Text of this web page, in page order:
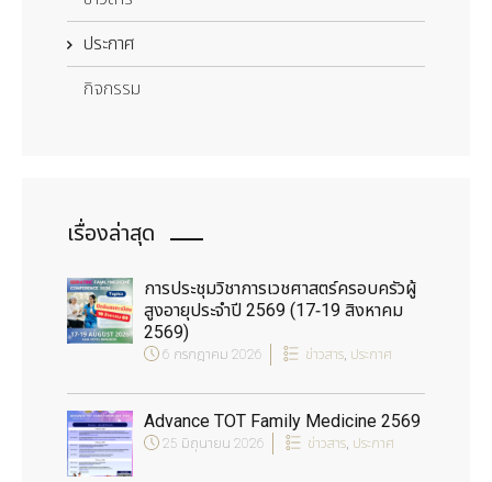
ประกาศ
กิจกรรม
เรื่องล่าสุด
การประชุมวิชาการเวชศาสตร์ครอบครัวผู้
สูงอายุประจำปี 2569 (17-19 สิงหาคม
2569)
6 กรกฎาคม 2026 ข่าวสาร, ประกาศ
Advance TOT Family Medicine 2569
25 มิถุนายน 2026 ข่าวสาร, ประกาศ